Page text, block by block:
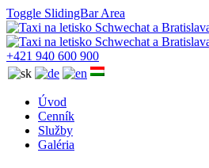
Toggle SlidingBar Area
+421 940 600 900
Úvod
Cenník
Služby
Galéria